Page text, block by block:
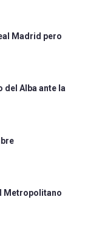
Madrid pero
del Alba ante la
Metropolitano